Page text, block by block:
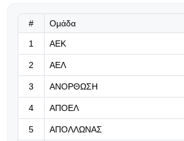
Έφτασαν στο
οικογένειά του για
09.08.2026 | 08:30
# Ομάδα
1 ΑΕΚ
2 ΑΕΛ
3 ΑΝΟΡΘΩΣΗ
4 ΑΠΟΕΛ
5 ΑΠΟΛΛΩΝΑΣ